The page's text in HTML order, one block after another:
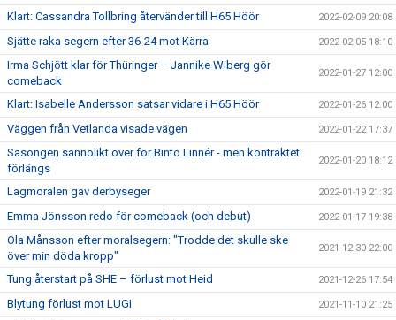
Klart: Cassandra Tollbring återvänder till H65 Höör 2022-02-09 20:08
Sjätte raka segern efter 36-24 mot Kärra 2022-02-05 18:10
Irma Schjött klar för Thüringer – Jannike Wiberg gör
comeback
2022-01-27 12:00
Klart: Isabelle Andersson satsar vidare i H65 Höör 2022-01-26 12:00
Väggen från Vetlanda visade vägen 2022-01-22 17:37
Säsongen sannolikt över för Binto Linnér - men kontraktet
förlängs
2022-01-20 18:12
Lagmoralen gav derbyseger 2022-01-19 21:32
Emma Jönsson redo för comeback (och debut) 2022-01-17 19:38
Ola Månsson efter moralsegern: "Trodde det skulle ske
över min döda kropp"
2021-12-30 22:00
Tung återstart på SHE – förlust mot Heid 2021-12-26 17:54
Blytung förlust mot LUGI 2021-11-10 21:25